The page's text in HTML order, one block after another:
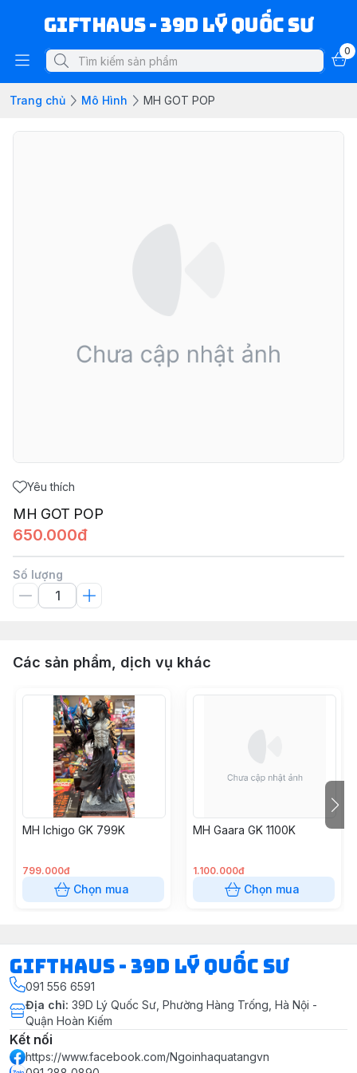
Gifthaus - 39D Lý Quốc Sư
0
Trang chủ Mô Hình MH GOT POP
Yêu thích
MH GOT POP
650.000đ
Số lượng
Các sản phẩm, dịch vụ khác
MH Ichigo GK 799K
799.000đ
Chọn mua
MH Gaara GK 1100K
1.100.000đ
Chọn mua
Gifthaus - 39D Lý Quốc Sư
091 556 6591
Địa chỉ: 39D Lý Quốc Sư, Phường Hàng Trống, Hà Nội -
Quận Hoàn Kiếm
Kết nối
https://www.facebook.com/Ngoinhaquatangvn